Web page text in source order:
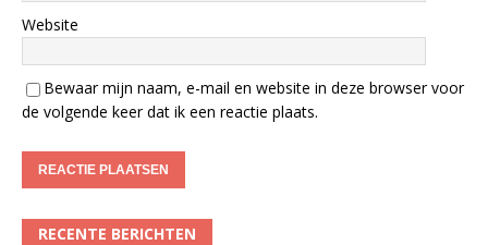
Website
Bewaar mijn naam, e-mail en website in deze browser voor
de volgende keer dat ik een reactie plaats.
RECENTE BERICHTEN